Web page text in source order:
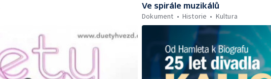
Ve spirále muzikálů
Dokument
Historie Kultura